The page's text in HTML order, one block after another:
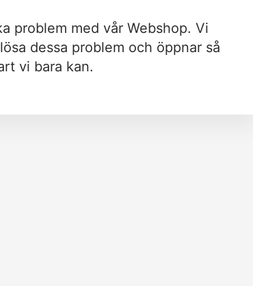
problem med vår Webshop. Vi
dessa problem och öppnar så
vi bara kan.